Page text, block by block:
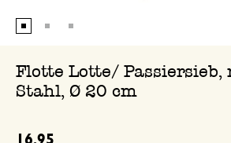
Flotte Lotte/
Stahl, Ø 20 cm